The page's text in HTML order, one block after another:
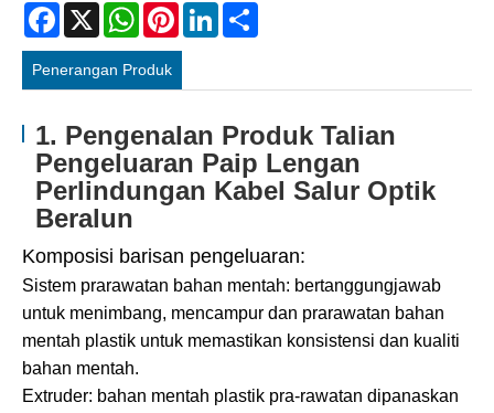
Facebook
X WhatsAppPinterestLinkedIn
Penerangan Produk
1. Pengenalan Produk Talian
Pengeluaran Paip Lengan
Perlindungan Kabel Salur Optik
Beralun
Komposisi barisan pengeluaran:
Sistem prarawatan bahan mentah: bertanggungjawab
untuk menimbang, mencampur dan prarawatan bahan
mentah plastik untuk memastikan konsistensi dan kualiti
bahan mentah.
Extruder: bahan mentah plastik pra-rawatan dipanaskan